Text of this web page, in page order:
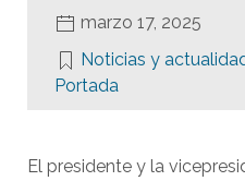
marzo 17, 2025
Noticias y
Portada
El presidente y la